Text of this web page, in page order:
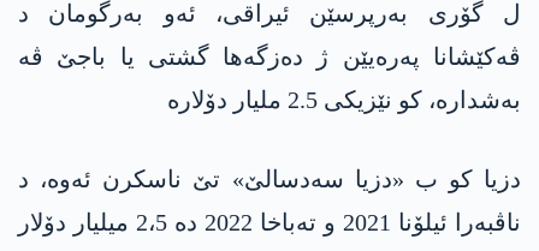
ل گۆری بەرپرسێن ئیراقی، ئەو بەرگومان د
ڤەکێشانا پەرەیێن ژ دەزگەها گشتی یا باجێ ڤە
بەشدارە، کو نێزیکی 2.5 ملیار دۆلارە
دزیا کو ب «دزیا سەدسالێ» تێ ناسکرن ئەوە، د
ناڤبەرا ئیلۆنا 2021 و تەباخا 2022 دە 2،5 میلیار دۆلار